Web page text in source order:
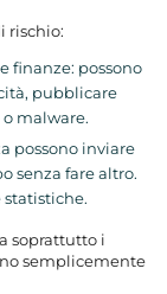
rischio:
finanze: possono
pubblicare
malware.
possono inviare
senza fare altro.
soprattutto i
semplicemente